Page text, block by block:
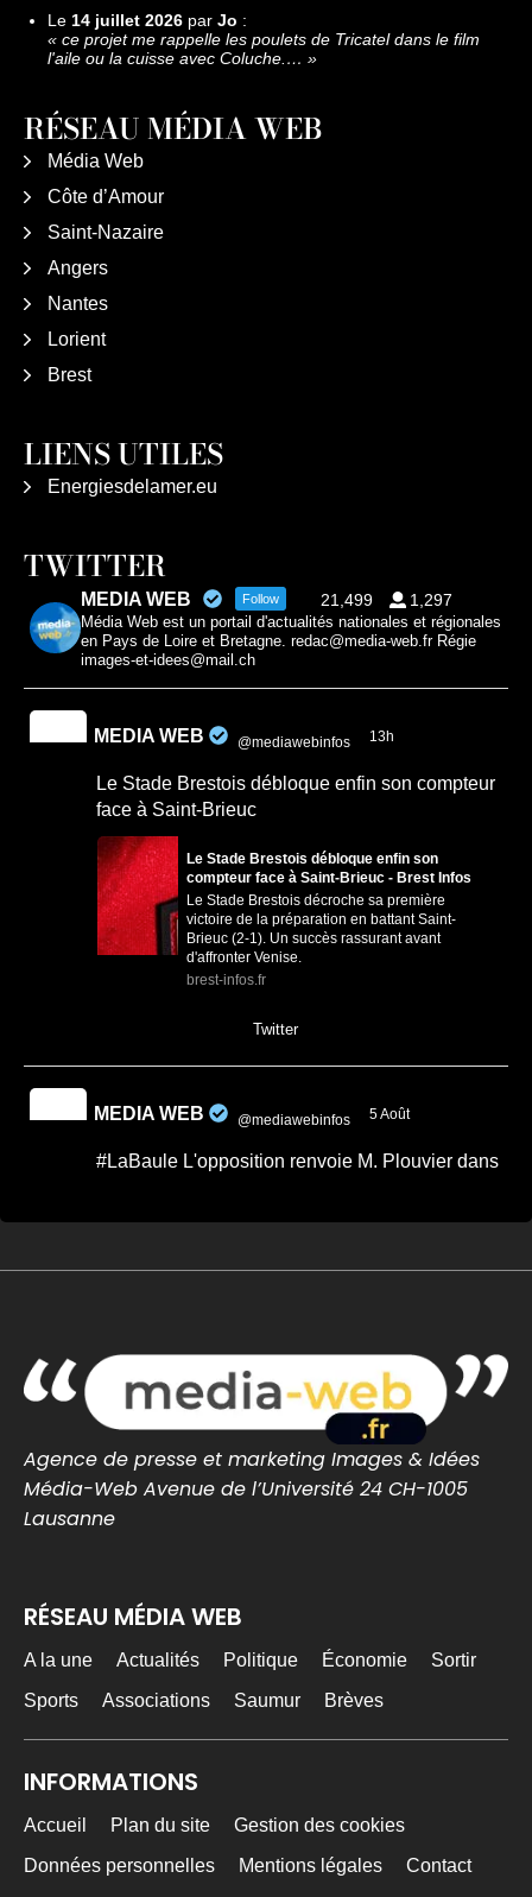
Le 14 juillet 2026 par Jo :
« ce projet me rappelle les poulets de Tricatel dans le film
l'aile ou la cuisse avec Coluche.… »
RÉSEAU MÉDIA WEB
Média Web
Côte d’Amour
Saint-Nazaire
Angers
Nantes
Lorient
Brest
LIENS UTILES
Energiesdelamer.eu
TWITTER
MEDIA WEB Follow 21,499 1,297
Média Web est un portail d'actualités nationales et régionales
en Pays de Loire et Bretagne. redac@media-web.fr Régie
images-et-idees@mail.ch
MEDIA WEB @mediawebinfos 13h
Le Stade Brestois débloque enfin son compteur
face à Saint-Brieuc
Le Stade Brestois débloque enfin son
compteur face à Saint-Brieuc - Brest Infos
Le Stade Brestois décroche sa première
victoire de la préparation en battant Saint-
Brieuc (2-1). Un succès rassurant avant
d'affronter Venise.
brest-infos.fr
Twitter
MEDIA WEB @mediawebinfos 5 Août
#LaBaule L'opposition renvoie M. Plouvier dans
faire preuve de rigueur. -...
cotedamour-infos.fr
0 0 Twitter
MEDIA WEB @mediawebinfos · 5 Août
L'Urssaf Pays de la Loire dévoile les
Web
Le rapport d'activité 2025 de l'Urssaf Pays de
la Loire revient sur les temps forts de l'année
media-web.fr
0
MEDIA WEB @mediawebinfos · 5 Août
Agence de presse et marketing Images & Idées
Média-Web Avenue de l’Université 24 CH-1005
Lausanne
RÉSEAU MÉDIA WEB
A la une Actualités Politique Économie
Sortir
Sports
Associations Saumur Brèves
INFORMATIONS
Accueil Plan du site
Gestion des cookies
Données personnelles
Mentions légales Contact